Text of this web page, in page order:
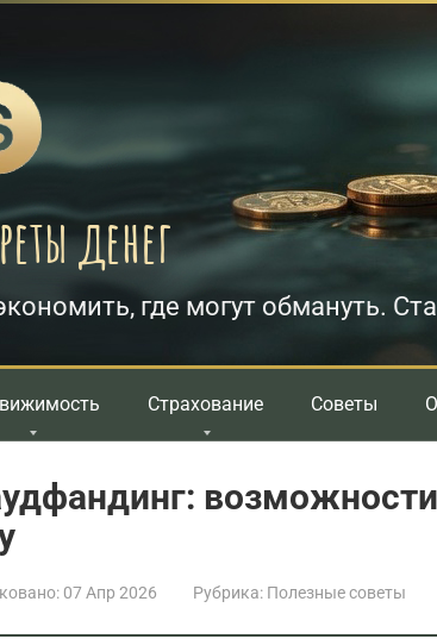
денег
где могут обмануть.
Страхование Советы
07 Апр 2026 Рубрика: Полезные советы